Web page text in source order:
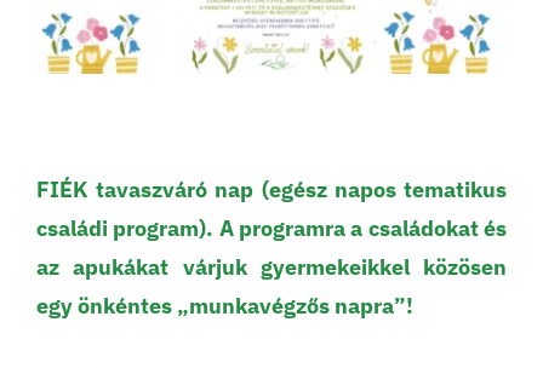
FIÉK tavaszváró nap (egész napos tematikus
családi program). A programra a családokat és
az apukákat várjuk gyermekeikkel közösen
egy önkéntes „munkavégzős napra”!